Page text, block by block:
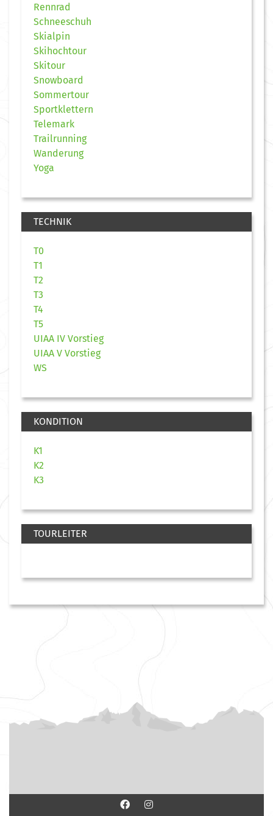
Rennrad
Schneeschuh
Skialpin
Skihochtour
Skitour
Snowboard
Sommertour
Sportklettern
Telemark
Trailrunning
Wanderung
Yoga
TECHNIK
T0
T1
T2
T3
T4
T5
UIAA IV Vorstieg
UIAA V Vorstieg
WS
KONDITION
K1
K2
K3
TOURLEITER